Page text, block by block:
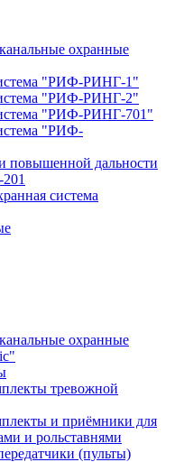
охранные
"РИФ-РИНГ-1"
"РИФ-РИНГ-2"
"РИФ-РИНГ-701"
"РИФ-
повышенной дальности
система
охранные
тревожной
и приёмники для
и рольставнями
(пульты)